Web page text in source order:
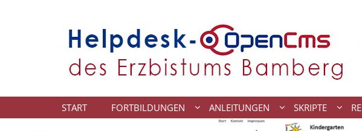
START FORTBILDUNGEN ANLEITUNGEN SKRIPTE